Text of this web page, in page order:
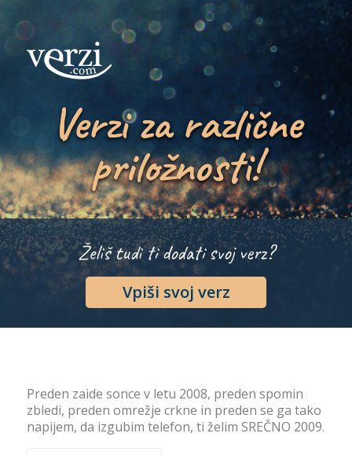
Verzi za različne
priložnosti!
Želiš tudi ti dodati svoj verz?
Vpiši svoj verz
Preden zaide sonce v letu 2008, preden spomin
zbledi, preden omrežje crkne in preden se ga tako
napijem, da izgubim telefon, ti želim SREČNO 2009.